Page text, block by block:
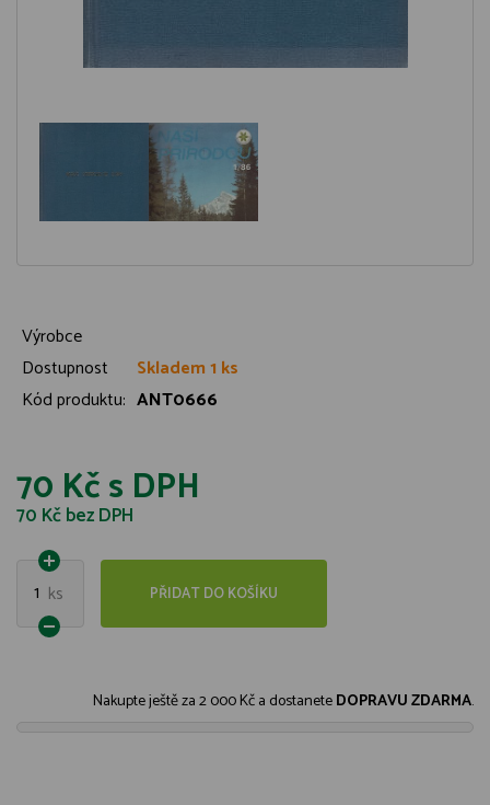
Výrobce
Dostupnost
Skladem 1 ks
Kód produktu: ANT0666
70 Kčs DPH
70 Kčbez DPH
1 ks PŘIDAT DO KOŠÍKU
Nakupte ještě za2 000 Kča dostaneteDOPRAVU ZDARMA.